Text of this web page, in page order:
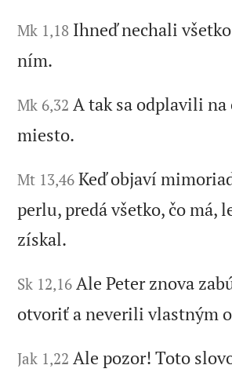
Mk 1,18 Ihneď nechali
ním.
Mk 6,32 A tak sa odplavili
miesto.
Mt 13,46 Keď objaví
perlu, predá všetko, čo má,
získal.
Sk 12,16 Ale Peter znova
otvoriť a neverili vlastným
Jak 1,22 Ale pozor! Toto